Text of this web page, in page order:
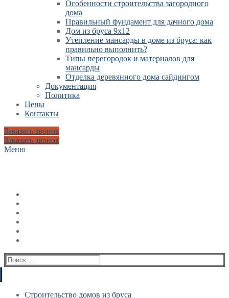
Особенности строительства загородного
дома
Правильный фундамент для дачного дома
Дом из бруса 9х12
Утепление мансарды в доме из бруса: как
правильно выполнить?
Типы перегородок и материалов для
мансарды
Отделка деревянного дома сайдингом
Документация
Политика
Цены
Контакты
Заказать звонок
Заказать звонок
Меню
Искать:
Строительство домов из бруса